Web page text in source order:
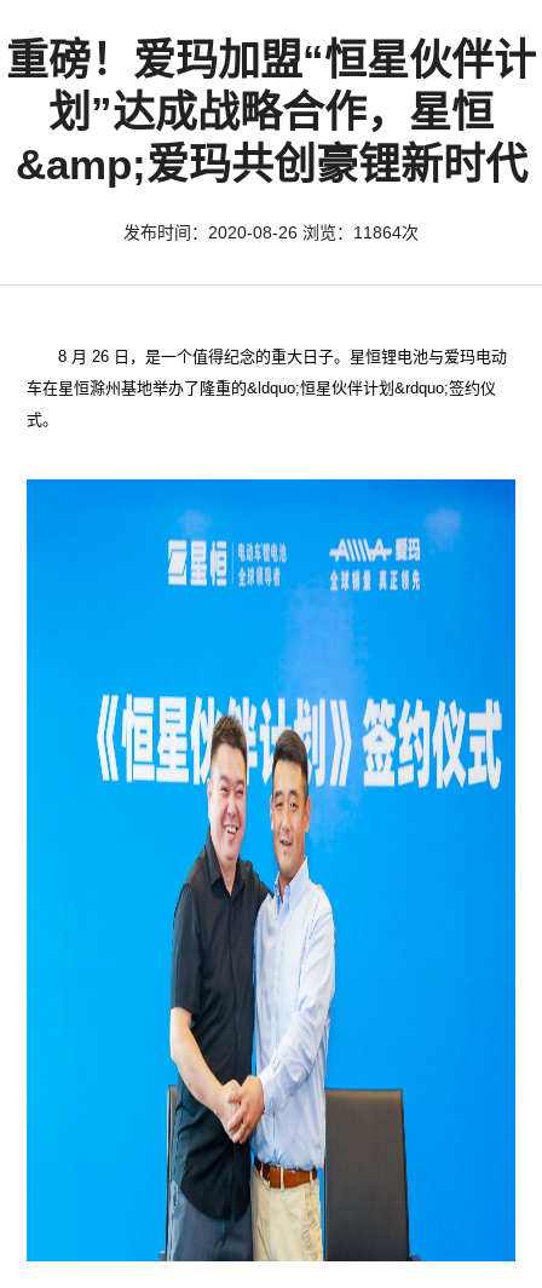
重磅！爱玛加盟“恒星伙伴计
划”达成战略合作，星恒
&amp;爱玛共创豪锂新时代
发布时间：2020-08-26 浏览：11864次
8 月 26 日，是一个值得纪念的重大日子。星恒锂电池与爱玛电动
车在星恒滁州基地举办了隆重的&ldquo;恒星伙伴计划&rdquo;签约仪
式。